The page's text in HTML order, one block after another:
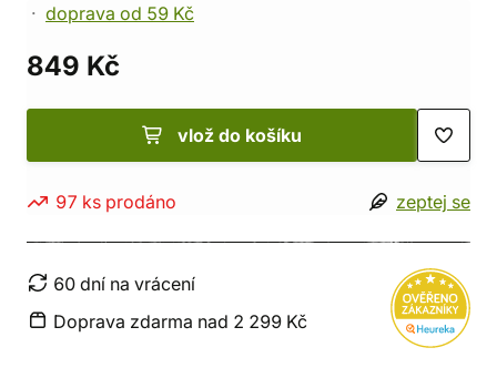
doprava od 59 Kč
849 Kč
vlož do košíku
97 ks prodáno zeptej se
60 dní na vrácení
Doprava zdarma nad 2 299 Kč